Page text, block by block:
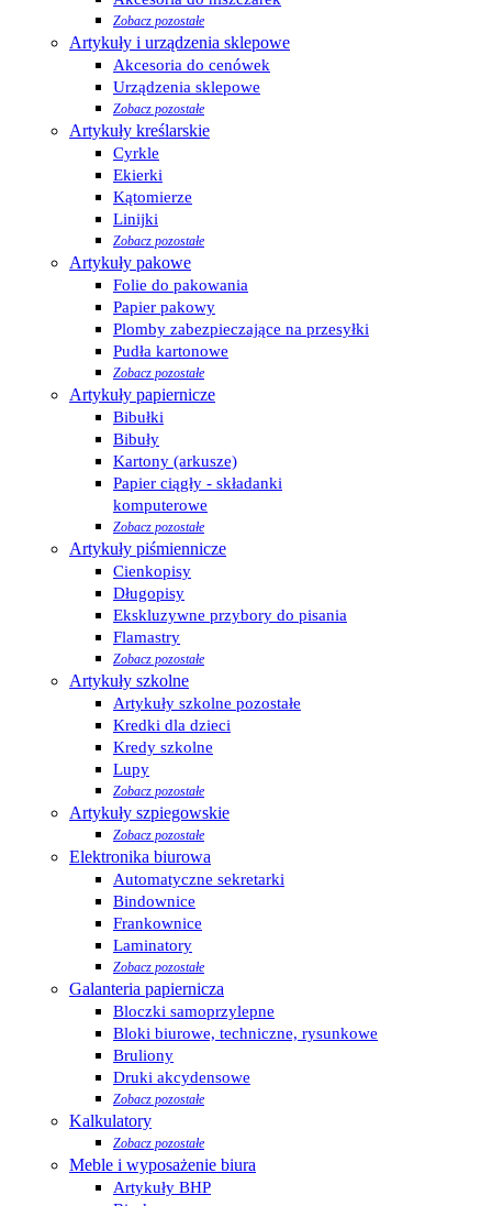
Zobacz pozostałe
Artykuły i urządzenia sklepowe
Akcesoria do cenówek
Urządzenia sklepowe
Zobacz pozostałe
Artykuły kreślarskie
Cyrkle
Ekierki
Kątomierze
Linijki
Zobacz pozostałe
Artykuły pakowe
Folie do pakowania
Papier pakowy
Plomby zabezpieczające na przesyłki
Pudła kartonowe
Zobacz pozostałe
Artykuły papiernicze
Bibułki
Bibuły
Kartony (arkusze)
Papier ciągły - składanki
komputerowe
Zobacz pozostałe
Artykuły piśmiennicze
Cienkopisy
Długopisy
Ekskluzywne przybory do pisania
Flamastry
Zobacz pozostałe
Artykuły szkolne
Artykuły szkolne pozostałe
Kredki dla dzieci
Kredy szkolne
Lupy
Zobacz pozostałe
Artykuły szpiegowskie
Zobacz pozostałe
Elektronika biurowa
Automatyczne sekretarki
Bindownice
Frankownice
Laminatory
Zobacz pozostałe
Galanteria papiernicza
Bloczki samoprzylepne
Bloki biurowe, techniczne, rysunkowe
Bruliony
Druki akcydensowe
Zobacz pozostałe
Kalkulatory
Zobacz pozostałe
Meble i wyposażenie biura
Artykuły BHP